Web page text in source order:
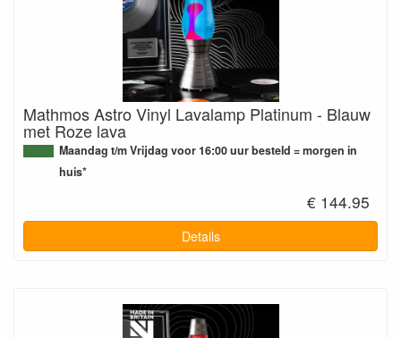
Mathmos Astro Vinyl Lavalamp Platinum - Blauw
met Roze lava
Maandag t/m Vrijdag voor 16:00 uur besteld = morgen in
huis*
€ 144.95
Details